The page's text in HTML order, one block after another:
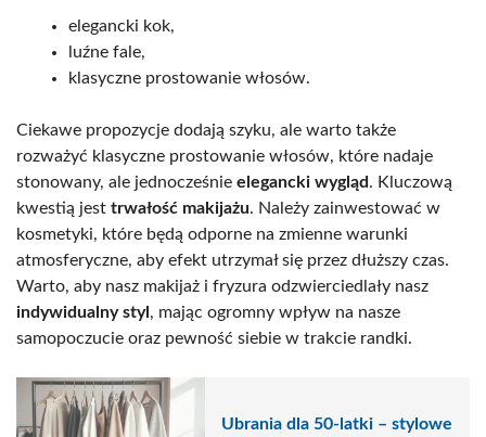
elegancki kok,
luźne fale,
klasyczne prostowanie włosów.
Ciekawe propozycje dodają szyku, ale warto także
rozważyć klasyczne prostowanie włosów, które nadaje
stonowany, ale jednocześnie elegancki wygląd. Kluczową
kwestią jest trwałość makijażu. Należy zainwestować w
kosmetyki, które będą odporne na zmienne warunki
atmosferyczne, aby efekt utrzymał się przez dłuższy czas.
Warto, aby nasz makijaż i fryzura odzwierciedlały nasz
indywidualny styl , mając ogromny wpływ na nasze
samopoczucie oraz pewność siebie w trakcie randki.
Ubrania dla 50-latki – stylowe